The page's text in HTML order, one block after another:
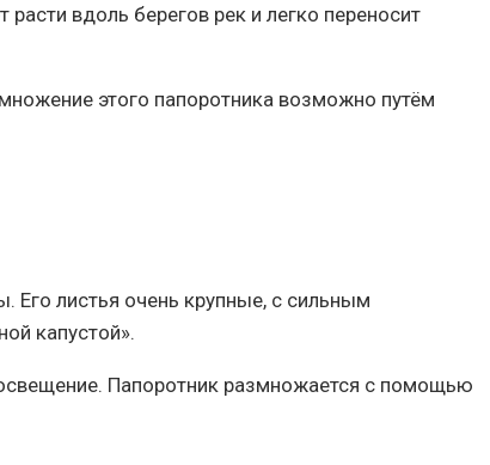
вдоль берегов рек и легко переносит
этого папоротника возможно путём
Его листья очень крупные, с сильным
капустой».
Папоротник размножается с помощью